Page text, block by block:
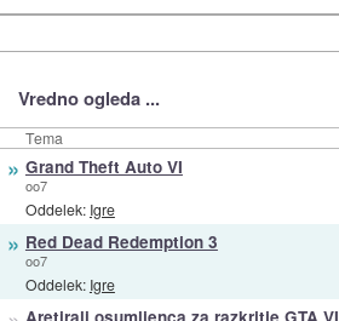
Vredno ogleda ...
Tema
» Grand Theft Auto VI
oo7
Oddelek: Igre
» Red Dead Redemption 3
oo7
Oddelek: Igre